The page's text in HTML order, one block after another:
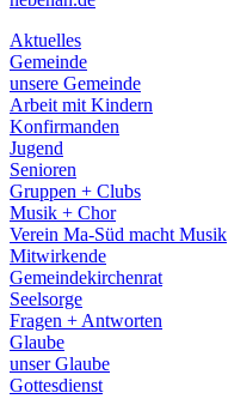
Aktuelles
Gemeinde
unsere Gemeinde
Arbeit mit Kindern
Konfirmanden
Jugend
Senioren
Gruppen + Clubs
Musik + Chor
Verein Ma-Süd macht Musik
Mitwirkende
Gemeindekirchenrat
Seelsorge
Fragen + Antworten
Glaube
unser Glaube
Gottesdienst